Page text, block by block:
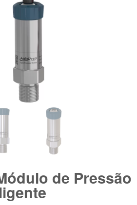
de Pressão